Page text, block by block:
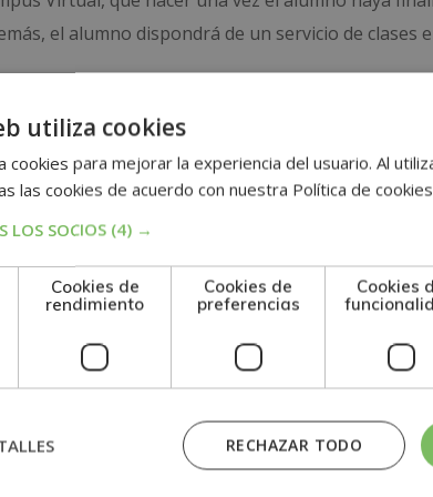
el alumno dispondrá de un servicio de clases
de evaluación, el alumno recibirá un
DE COBROS”, de la ESCUELA MARE
española de escuelas de negocios.
utiliza cookies
cookies para mejorar la experiencia del usuario. Al
las cookies de acuerdo con nuestra Política de
LOS SOCIOS (4) →
Cookies de
rendimiento
Cookies de
preferencias
Cookies
RECHAZAR TODO